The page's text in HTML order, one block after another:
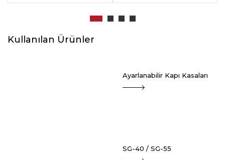
Kullanılan Ürünler
Ayarlanabilir Kapı Kasaları
SG-40 / SG-55